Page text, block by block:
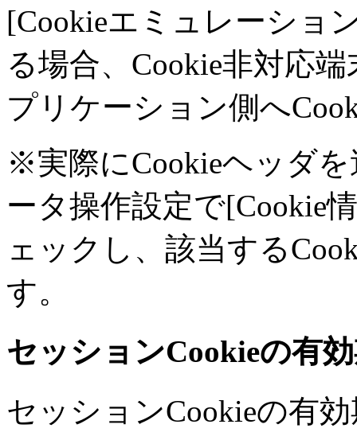
[Cookieエミュレーショ
る場合、Cookie非対応
プリケーション側へ
※実際にCookieヘッダ
ータ操作設定で[Cookie
ェックし、該当する
す。
セッションCookieの有
セッションCookieの有